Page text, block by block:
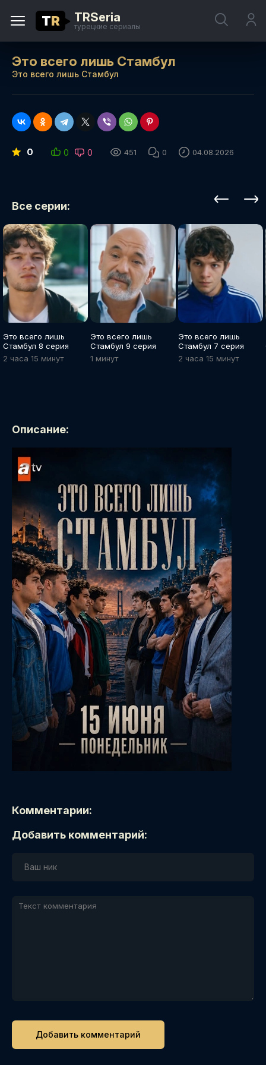
TR TRSeria
турецкие сериалы
Это всего лишь Стамбул
Это всего лишь Стамбул
0 0 0 451 0 04.08.2026
Все серии:
Это всего лишь
Стамбул 8 серия
2 часа 15 минут
Это всего лишь
Стамбул 9 серия
1 минут
Это всего лишь
Стамбул 7 серия
2 часа 15 минут
Описание:
Комментарии:
Добавить комментарий: